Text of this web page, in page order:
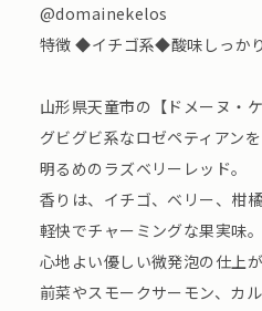
@domainekelos
特徴 ◆イチゴ系◆酸味しっ
山形県天童市の【ドメーヌ・
グビグビ系なロゼペティアン
明るめのラズベリーレッド。
香りは、イチゴ、ベリー、柑
軽快でチャーミングな果実味。
心地よい優しい微発泡の仕上が
前菜やスモークサーモン、カ